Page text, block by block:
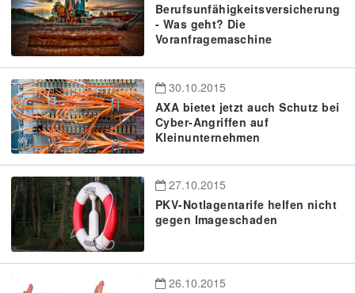
Berufsunfähigkeitsversicherung
- Was geht? Die
Voranfragemaschine
30.10.2015
AXA bietet jetzt auch Schutz bei
Cyber-Angriffen auf
Kleinunternehmen
27.10.2015
PKV-Notlagentarife helfen nicht
gegen Imageschaden
26.10.2015